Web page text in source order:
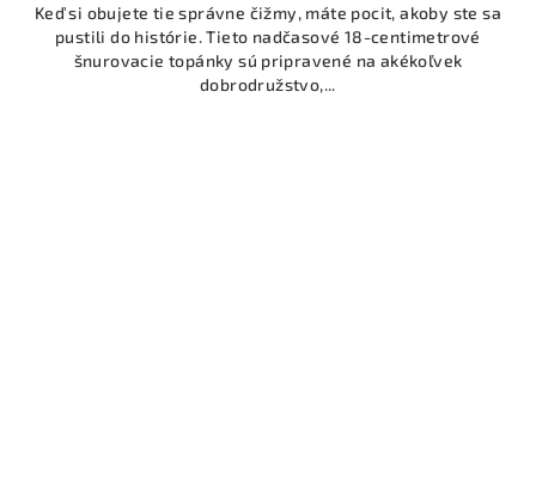
z
5
hviezdičiek.
Keď si obujete tie správne čižmy, máte pocit, akoby ste sa
pustili do histórie. Tieto nadčasové 18-centimetrové
šnurovacie topánky sú pripravené na akékoľvek
dobrodružstvo,...